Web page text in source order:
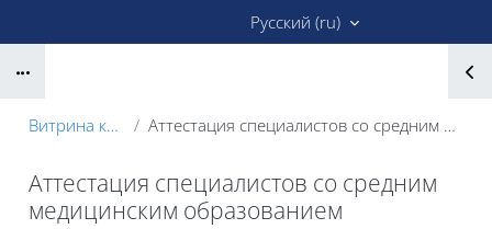
Русский ‎(ru)‎
Витрина курсов 3KL Аттестация специалистов со средним медицинским образованием
Аттестация специалистов со средним
медицинским образованием